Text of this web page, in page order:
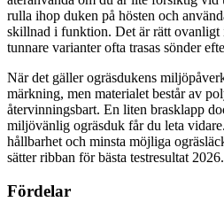
rulla ihop duken på hösten och
skillnad i funktion. Det är rätt ovanligt
tunnare varianter ofta trasas sönder
När det gäller ogräsdukens
märkning, men materialet består av
återvinningsbart. En liten brasklapp
miljövänlig ogräsduk får du leta
hållbarhet och minsta möjliga
sätter ribban för bästa testresultat 2026.
Fördelar